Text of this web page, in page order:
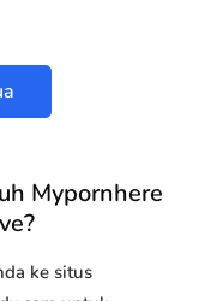
Mypornhere
ke situs